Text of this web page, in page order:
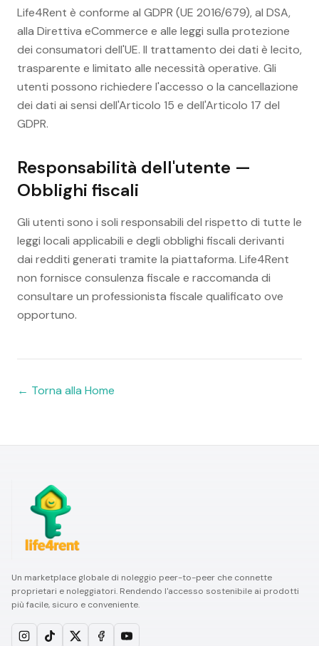
Life4Rent è conforme al GDPR (UE 2016/679), al DSA,
alla Direttiva eCommerce e alle leggi sulla protezione
dei consumatori dell'UE. Il trattamento dei dati è lecito,
trasparente e limitato alle necessità operative. Gli
utenti possono richiedere l'accesso o la cancellazione
dei dati ai sensi dell'Articolo 15 e dell'Articolo 17 del
GDPR.
Responsabilità dell'utente —
Obblighi fiscali
Gli utenti sono i soli responsabili del rispetto di tutte le
leggi locali applicabili e degli obblighi fiscali derivanti
dai redditi generati tramite la piattaforma. Life4Rent
non fornisce consulenza fiscale e raccomanda di
consultare un professionista fiscale qualificato ove
opportuno.
← Torna alla Home
Un marketplace globale di noleggio peer-to-peer che connette
proprietari e noleggiatori. Rendendo l'accesso sostenibile ai prodotti
più facile, sicuro e conveniente.